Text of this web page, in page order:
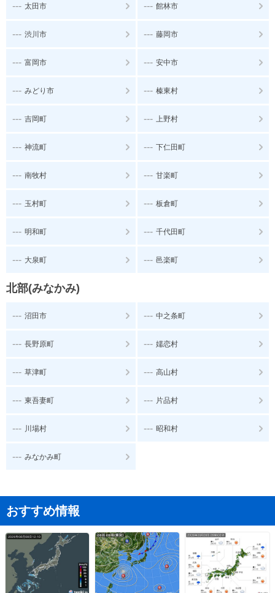
--- 太田市 --- 館林市
--- 渋川市 --- 藤岡市
--- 富岡市 --- 安中市
--- みどり市 --- 榛東村
--- 吉岡町 --- 上野村
--- 神流町 --- 下仁田町
--- 南牧村 --- 甘楽町
--- 玉村町 --- 板倉町
--- 明和町 --- 千代田町
--- 大泉町 --- 邑楽町
北部(みなかみ)
--- 沼田市 --- 中之条町
--- 長野原町 --- 嬬恋村
--- 草津町 --- 高山村
--- 東吾妻町 --- 片品村
--- 川場村 --- 昭和村
--- みなかみ町
おすすめ情報